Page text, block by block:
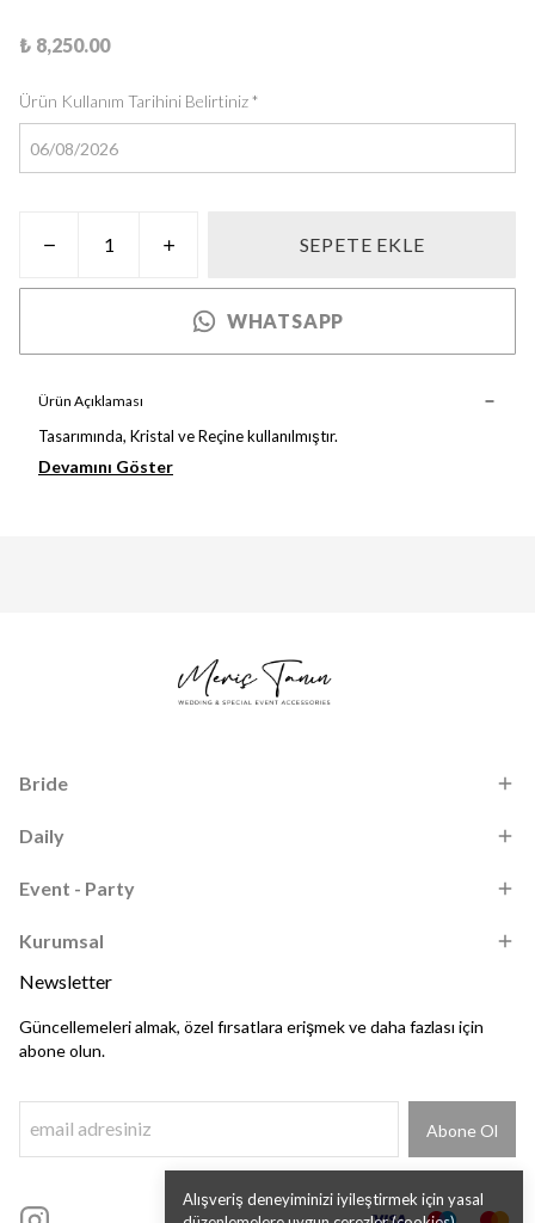
Alışveriş deneyiminizi iyileştirmek için yasal
₺ 8,250.00
Ürün Kullanım Tarihini Belirtiniz*
SEPETE EKLE
WHATSAPP
Ürün Açıklaması
Tasarımında, Kristal ve Reçine kullanılmıştır.
Devamını Göster
Bride
Daily
Event - Party
Kurumsal
Newsletter
Güncellemeleri almak, özel fırsatlara erişmek ve daha fazlası için
abone olun.
Abone Ol